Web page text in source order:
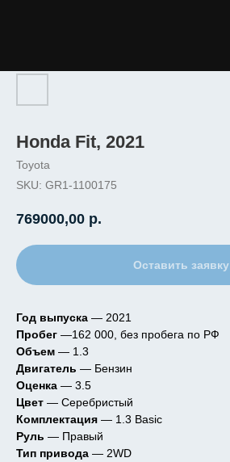
Honda Fit, 2021
Toyota
SKU: GR1-1100175
769000,00 р.
Оставить заявку
Год выпуска — 2021
Пробег —162 000, без пробега по РФ
Объем — 1.3
Двигатель — Бензин
Оценка — 3.5
Цвет — Серебристый
Комплектация — 1.3 Basic
Руль — Правый
Тип привода — 2WD